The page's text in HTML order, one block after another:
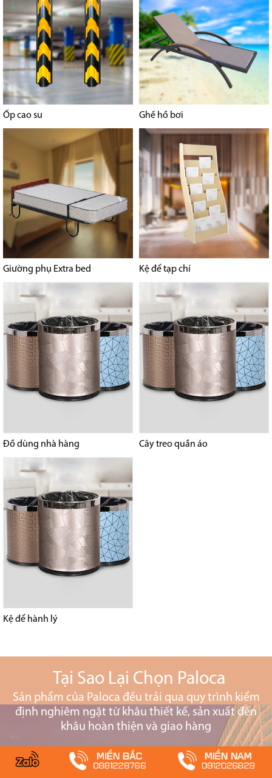
Ốp cao su Ghế hồ bơi
Giường phụ Extra bed Kệ để tạp chí
Đồ dùng nhà hàng Cây treo quần áo
Kệ để hành lý
Tại Sao Lại Chọn Paloca
Sản phẩm của Paloca đều trải qua quy trình kiểm
định nghiêm ngặt từ khâu thiết kế, sản xuất đến
khâu hoàn thiện và giao hàng